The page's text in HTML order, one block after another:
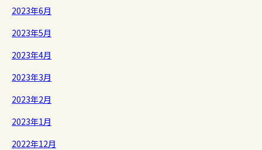
2023年6月
2023年5月
2023年4月
2023年3月
2023年2月
2023年1月
2022年12月